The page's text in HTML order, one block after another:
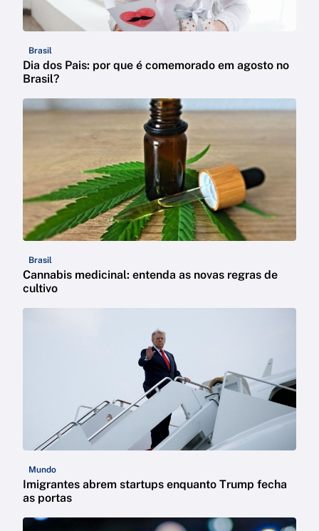
Brasil
Dia dos Pais: por que é comemorado em agosto no
Brasil?
Brasil
Cannabis medicinal: entenda as novas regras de
cultivo
Mundo
Imigrantes abrem startups enquanto Trump fecha
as portas